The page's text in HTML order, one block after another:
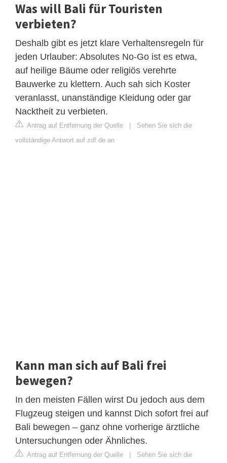
Was will Bali für Touristen
verbieten?
Deshalb gibt es jetzt klare Verhaltensregeln für
jeden Urlauber: Absolutes No-Go ist es etwa,
auf heilige Bäume oder religiös verehrte
Bauwerke zu klettern. Auch sah sich Koster
veranlasst, unanständige Kleidung oder gar
Nacktheit zu verbieten.
Antrag auf Entfernung der Quelle
Sehen Sie sich die
vollständige Antwort auf zdf.de an
Kann man sich auf Bali frei
bewegen?
In den meisten Fällen wirst Du jedoch aus dem
Flugzeug steigen und kannst Dich sofort frei auf
Bali bewegen – ganz ohne vorherige ärztliche
Untersuchungen oder Ähnliches.
Antrag auf Entfernung der Quelle
Sehen Sie sich die